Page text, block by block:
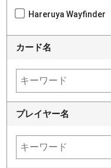
Hareruya Wayfinder
カード名
プレイヤー名